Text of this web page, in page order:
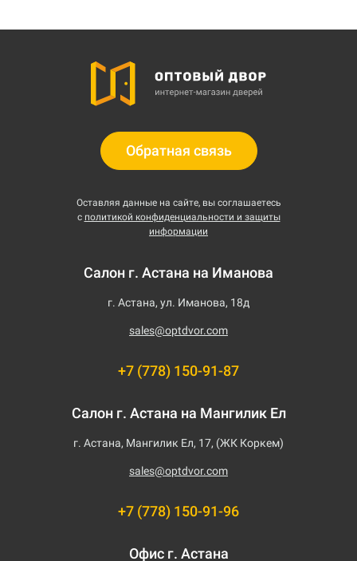
Обратная связь
Оставляя данные на сайте, вы соглашаетесь
с политикой конфиденциальности и защиты
информации
Салон г. Астана на Иманова
г. Астана, ул. Иманова, 18д
sales@optdvor.com
+7 (778) 150-91-87
Салон г. Астана на Мангилик Ел
г. Астана, Мангилик Ел, 17, (ЖК Коркем)
sales@optdvor.com
+7 (778) 150-91-96
Офис г. Астана